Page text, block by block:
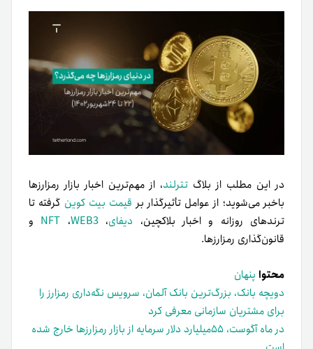
در این مطلب از بلاگ تترلند، از مهم‌ترین اخبار بازار رمزارزها
باخبر می‌شوید؛ از عوامل تأثیرگذار بر قیمت بیت کوین گرفته تا
ترندهای روزانه و اخبار بلاکچین، دیفای، NFT ،WEB3
و
قانون‌گذاری رمزارزها.
محتوا پنهان
دویچه بانک، بزرگ‌ترین بانک آلمان، سرویس نگه‌داری رمزارز را
برای مشتریان سازمانی معرفی کرد
در ماه آگوست، ۵۵میلیارد دلار سرمایه از بازار رمزارزها خارج شده